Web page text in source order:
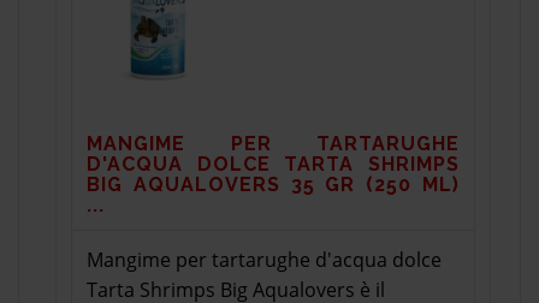
MANGIME PER TARTARUGHE
D'ACQUA DOLCE TARTA SHRIMPS
BIG AQUALOVERS 35 GR (250 ML)
...
Mangime per tartarughe d'acqua dolce
Tarta Shrimps Big Aqualovers è il